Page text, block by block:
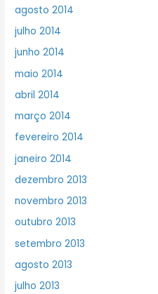
agosto 2014
julho 2014
junho 2014
maio 2014
abril 2014
março 2014
fevereiro 2014
janeiro 2014
dezembro 2013
novembro 2013
outubro 2013
setembro 2013
agosto 2013
julho 2013